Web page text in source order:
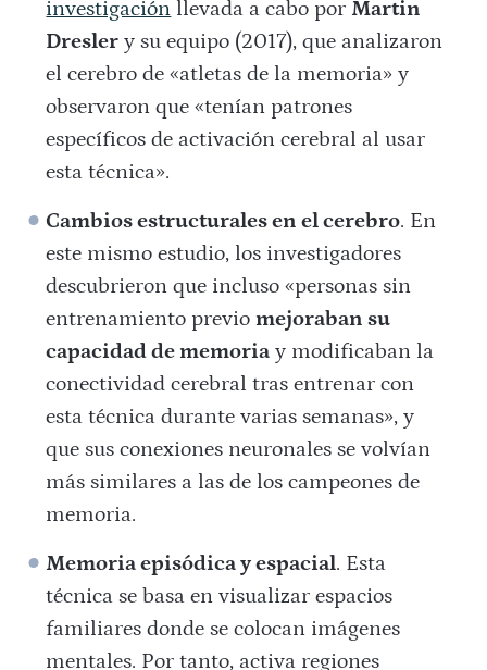
investigación llevada a cabo por Martin
Dresler y su equipo (2017), que analizaron
el cerebro de «atletas de la memoria» y
observaron que «tenían patrones
específicos de activación cerebral al usar
esta técnica».
Cambios estructurales en el cerebro. En
este mismo estudio, los investigadores
descubrieron que incluso «personas sin
entrenamiento previo mejoraban su
capacidad de memoria y modificaban la
conectividad cerebral tras entrenar con
esta técnica durante varias semanas», y
que sus conexiones neuronales se volvían
más similares a las de los campeones de
memoria.
Memoria episódica y espacial. Esta
técnica se basa en visualizar espacios
familiares donde se colocan imágenes
mentales. Por tanto, activa regiones